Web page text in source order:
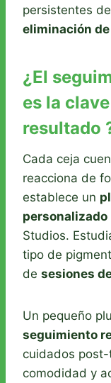
persistentes
eliminación
¿El
es la
resultado
Cada ceja
reacciona de
establece un
personalizado
Studios.
tipo de
de sesiones
Un pequeño
seguimiento
cuidados
comodidad y